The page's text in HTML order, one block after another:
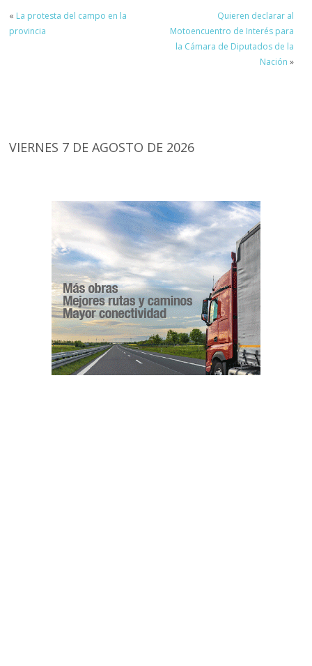
« La protesta del campo en la
provincia
Quieren declarar al
Motoencuentro de Interés para
la Cámara de Diputados de la
Nación »
VIERNES 7 DE AGOSTO DE 2026